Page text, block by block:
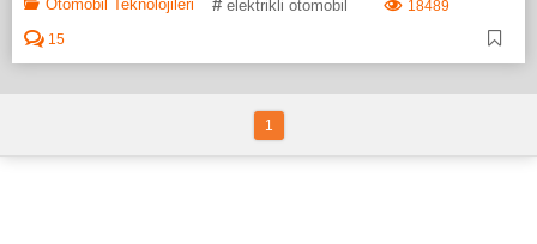
Otomobil Teknolojileri # elektrikli otomobil
18489
15
1